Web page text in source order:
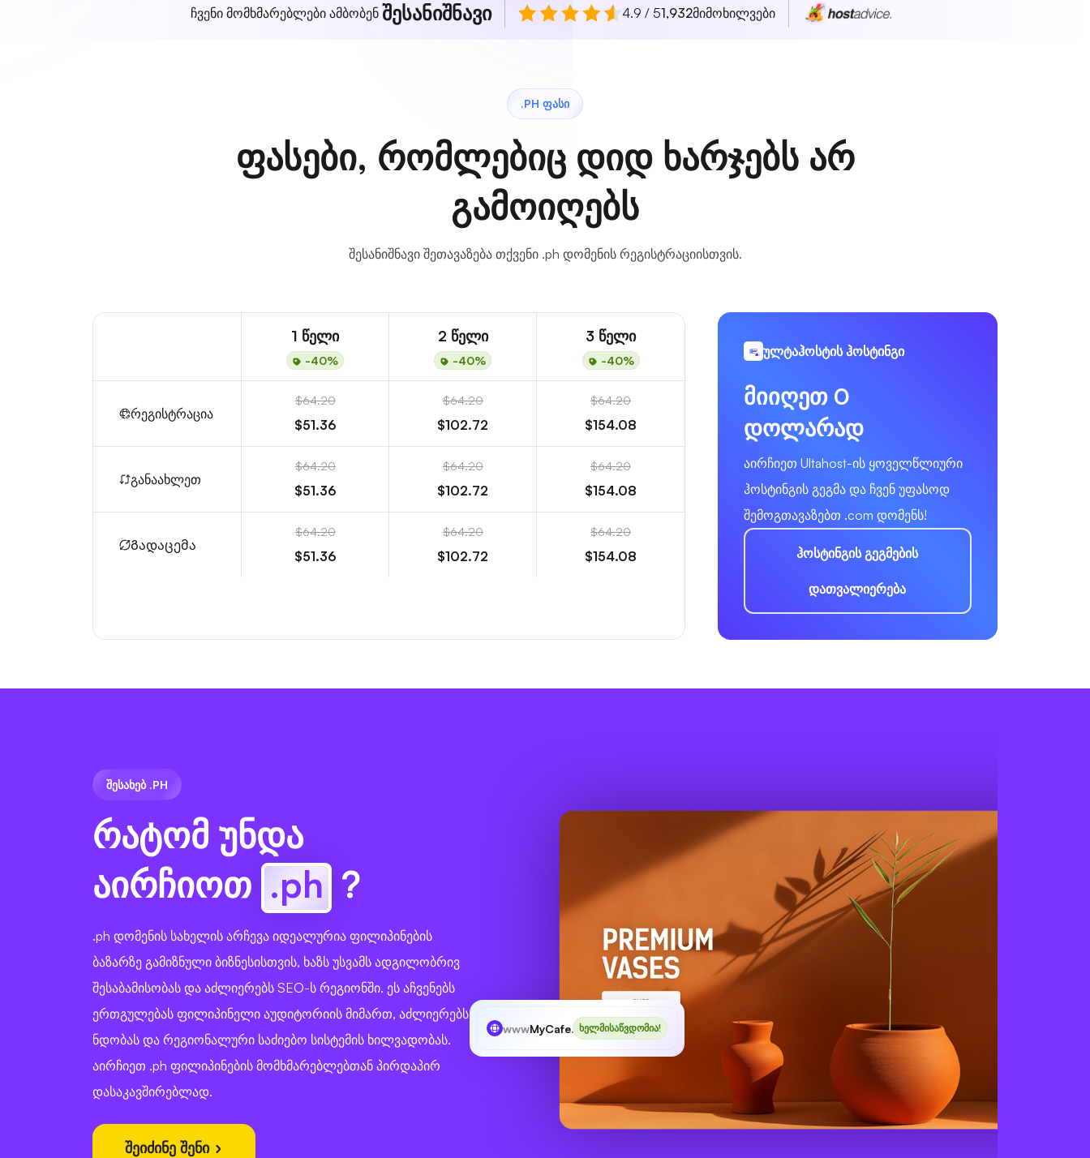
ჩვენი მომხმარებლები ამბობენ შესანიშნავი 4.9 / 51,932მიმოხილვები
.PH ᲤᲐᲡᲘ
ფასები, რომლებიც დიდ ხარჯებს არ
გამოიღებს
შესანიშნავი შეთავაზება თქვენი .ph დომენის რეგისტრაციისთვის.
1 წელი
-40%
2 წელი
-40%
3 წელი
-40%
რეგისტრაცია
$64.20
$51.36
$64.20
$102.72
$64.20
$154.08
განაახლეთ
$64.20
$51.36
$64.20
$102.72
$64.20
$154.08
Გადაცემა
$64.20
$51.36
$64.20
$102.72
$64.20
$154.08
ულტაჰოსტის ჰოსტინგი
მიიღეთ 0
დოლარად
აირჩიეთ Ultahost-ის ყოველწლიური
ჰოსტინგის გეგმა და ჩვენ უფასოდ
შემოგთავაზებთ .com დომენს!
ჰოსტინგის გეგმების
დათვალიერება
ᲨᲔᲡᲐᲮᲔᲑ .PH
რატომ უნდა
აირჩიოთ .ph ?
.ph დომენის სახელის არჩევა იდეალურია ფილიპინების
ბაზარზე გამიზნული ბიზნესისთვის, ხაზს უსვამს ადგილობრივ
შესაბამისობას და აძლიერებს SEO-ს რეგიონში. ეს აჩვენებს
ერთგულებას ფილიპინელი აუდიტორიის მიმართ, აძლიერებს
ნდობას და რეგიონალური საძიებო სისტემის ხილვადობას.
აირჩიეთ .ph ფილიპინების მომხმარებლებთან პირდაპირ
დასაკავშირებლად.
შეიძინე შენი
wwwMyCafe.phხელმისაწვდომია!